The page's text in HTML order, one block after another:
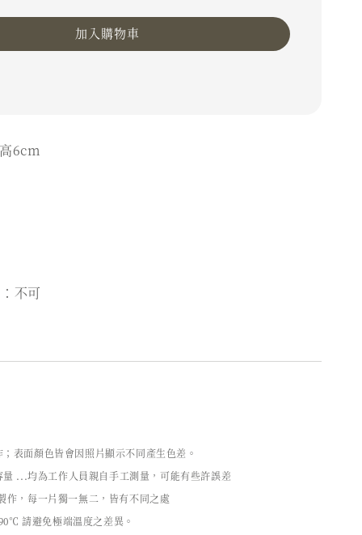
加入購物車
6cm
不可
；表面顏色皆會因照片顯示不同產生色差。
量 ...均為工作人員親自手工測量，可能有些許誤差
作，每一片獨一無二，皆有不同之處
請避免極端溫度之差異。